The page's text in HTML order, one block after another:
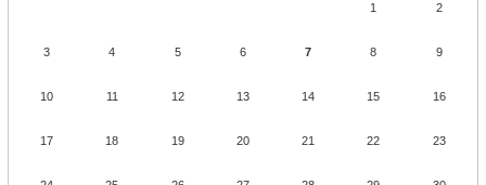
1 2
3 4 5 6 7 8 9
10 11 12 13 14 15 16
17 18 19 20 21 22 23